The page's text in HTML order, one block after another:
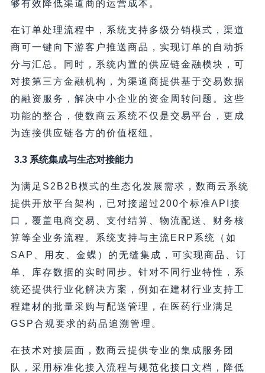
够有效降低渠道商的运营成本。
在订单处理流程中，系统支持多级分销模式，渠道
商可一键向下游客户推送商品，实现订单的自动拆
分与汇总。同时，系统内置的供应链金融模块，可
对接第三方金融机构，为渠道商提供基于交易数据
的融资服务，解决中小企业的资金周转问题。这些
功能的整合，使数商云系统不仅是交易平台，更成
为连接供应链各方的价值枢纽。
3.3 系统集成与生态对接能力
为满足S2B2B模式的生态化发展需求，数商云系统
提供开放平台架构，已对接超过200个标准API接
口，覆盖电商交易、支付结算、物流配送、财务核
算等全业务流程。系统支持与主流ERP系统（如
SAP、用友、金蝶）的无缝集成，可实现商品、订
单、库存数据的实时同步。针对不同行业特性，系
统还提供行业化解决方案，例如在建材行业支持工
程建材的批量采购与配送管理，在医药行业满足
GSP合规要求的药品追溯管理。
在技术对接层面，数商云提供专业的集成服务团
队，采用标准化接入流程与规范化接口文档，降低